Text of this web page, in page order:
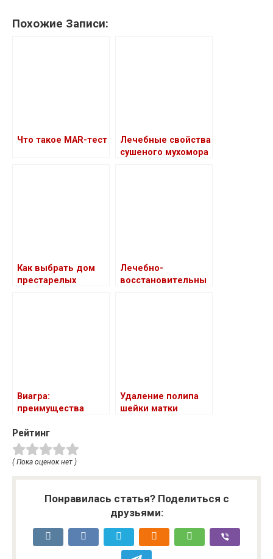
Похожие Записи:
Что такое MAR-тест
Лечебные свойства
сушеного мухомора
Как выбрать дом
престарелых
Лечебно-
восстановительны
Виагра:
преимущества
Удаление полипа
шейки матки
Рейтинг
( Пока оценок нет )
Понравилась статья? Поделиться с
друзьями: